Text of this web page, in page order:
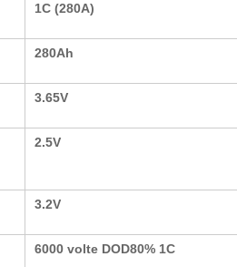
1C (280A)
280Ah
3.65V
2.5V
3.2V
6000 volte DOD80% 1C